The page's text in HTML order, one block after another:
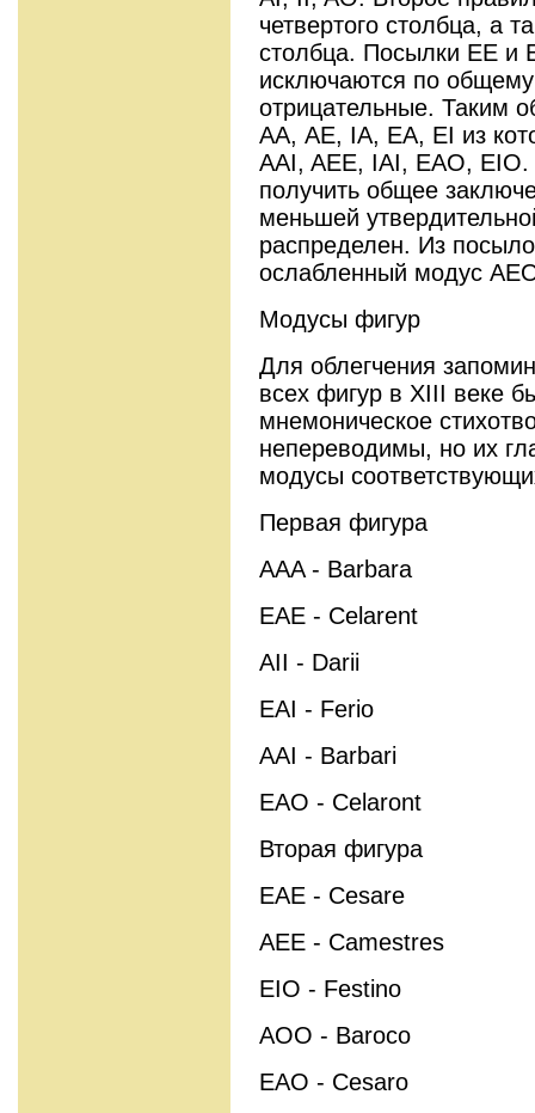
четвертого столбца, а
столбца. Посылки ЕЕ и
исключаются по
отрицательные. Таким
АА, АЕ, IA, EA, EI из
AAI, AEE, IAI, EAO,
получить общее
меньшей
распределен. Из
ослабленный модус
Модусы фигур
Для облегчения
всех фигур в ХIII веке
мнемоническое
непереводимы, но их
модусы
Первая фигура
AAA - Barbara
EAE - Celarent
AII - Darii
EAI - Ferio
AAI - Barbari
EAO - Celaront
Вторая фигура
EAE - Cesare
AEE - Camestres
EIO - Festino
AOO - Baroco
EAO - Cesaro